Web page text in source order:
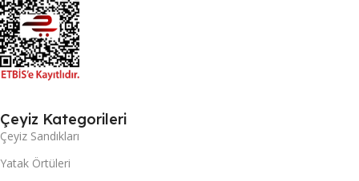
Çeyiz Kategorileri
Çeyiz Sandıkları
Yatak Örtüleri